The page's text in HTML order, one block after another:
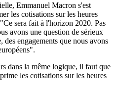
Emmanuel Macron s'est
les cotisations sur les heures
sera fait à l'horizon 2020. Pas
avons une question de sérieux
engagements que nous avons
dans la même logique, il faut que
les cotisations sur les heures